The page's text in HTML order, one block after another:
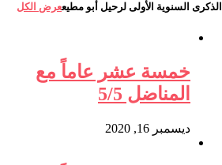
الذكرى السنوية الأولى لرحيل أبو مطيععرض الكل
خمسة عشر عاماً مع
المناضل 5/5
ديسمبر 16, 2020